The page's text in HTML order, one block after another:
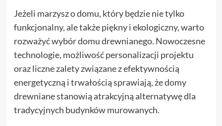
Jeżeli marzysz o domu, który będzie nie tylko
funkcjonalny, ale także piękny i ekologiczny, warto
rozważyć wybór domu drewnianego. Nowoczesne
technologie, możliwość personalizacji projektu
oraz liczne zalety związane z efektywnością
energetyczną i trwałością sprawiają, że domy
drewniane stanowią atrakcyjną alternatywę dla
tradycyjnych budynków murowanych.